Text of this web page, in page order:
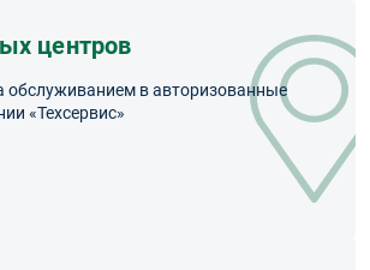
центров
обслуживанием в авторизованные
«Техсервис»